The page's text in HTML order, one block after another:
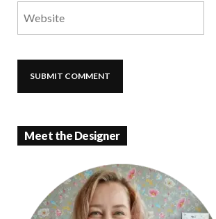
Meet the Designer